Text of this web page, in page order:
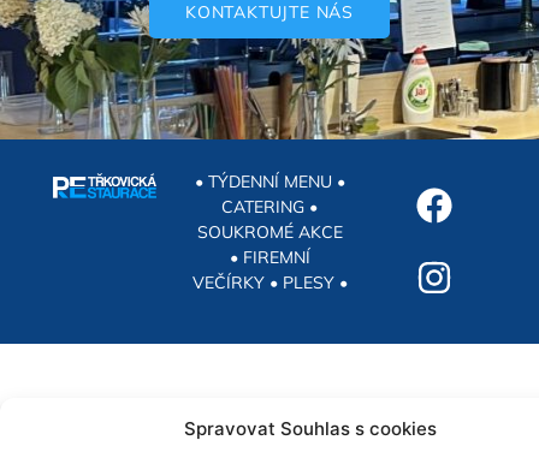
Spravovat Souhlas s cookies
KONTAKTUJTE NÁS
• TÝDENNÍ MENU •
CATERING •
SOUKROMÉ AKCE
• FIREMNÍ
VEČÍRKY • PLESY •